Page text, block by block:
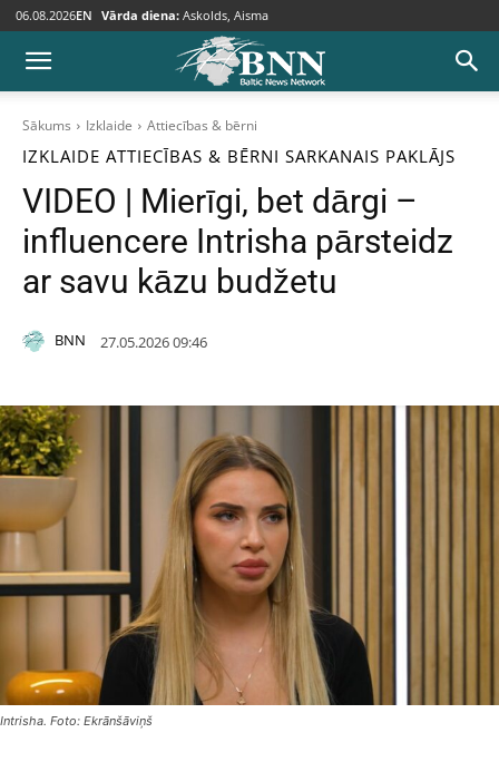
06.08.2026EN Vārda diena: Askolds, Aisma
Sākums Izklaide Attiecības & bērni
IZKLAIDE ATTIECĪBAS & BĒRNI SARKANAIS PAKLĀJS
VIDEO | Mierīgi, bet dārgi –
influencere Intrisha pārsteidz
ar savu kāzu budžetu
BNN 27.05.2026 09:46
Intrisha. Foto: Ekrānšāviņš